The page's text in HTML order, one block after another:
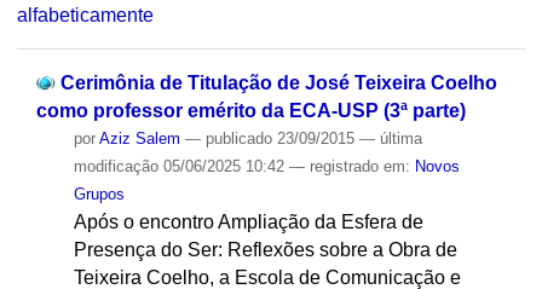
alfabeticamente
Cerimônia de Titulação de José Teixeira Coelho
como professor emérito da ECA-USP (3ª parte)
por Aziz Salem — publicado23/09/2015 — última
modificação05/06/2025 10:42 — registrado em: Novos
Grupos
Após o encontro Ampliação da Esfera de
Presença do Ser: Reflexões sobre a Obra de
Teixeira Coelho, a Escola de Comunicação e